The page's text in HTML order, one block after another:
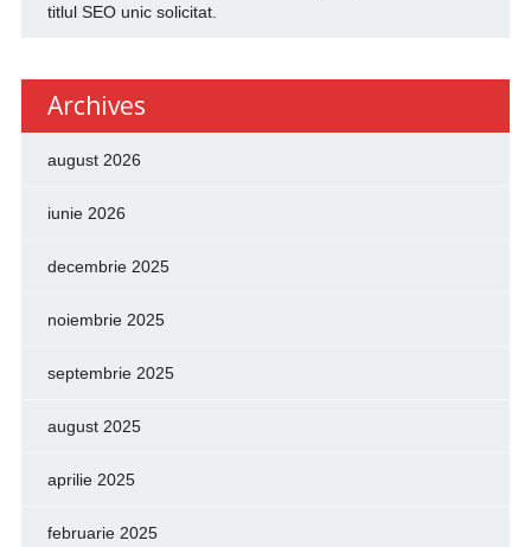
titlul SEO unic solicitat.
Archives
august 2026
iunie 2026
decembrie 2025
noiembrie 2025
septembrie 2025
august 2025
aprilie 2025
februarie 2025